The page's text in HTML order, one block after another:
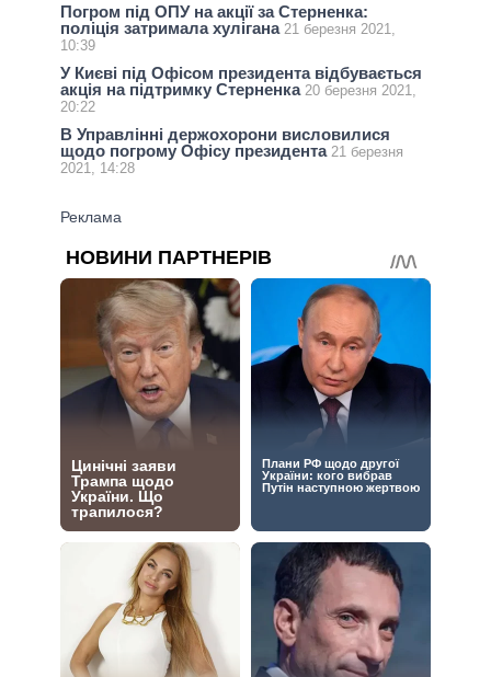
Погром під ОПУ на акції за Стерненка:
поліція затримала хулігана 21 березня 2021,
10:39
У Києві під Офісом президента відбувається
акція на підтримку Стерненка 20 березня 2021,
20:22
В Управлінні держохорони висловилися
щодо погрому Офісу президента 21 березня
2021, 14:28